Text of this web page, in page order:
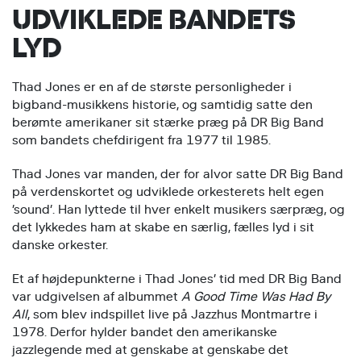
UDVIKLEDE BANDETS
LYD
Thad Jones er en af de største personligheder i
bigband-musikkens historie, og samtidig satte den
berømte amerikaner sit stærke præg på DR Big Band
som bandets chefdirigent fra 1977 til 1985.
Thad Jones var manden, der for alvor satte DR Big Band
på verdenskortet og udviklede orkesterets helt egen
’sound’. Han lyttede til hver enkelt musikers særpræg, og
det lykkedes ham at skabe en særlig, fælles lyd i sit
danske orkester.
Et af højdepunkterne i Thad Jones’ tid med DR Big Band
var udgivelsen af albummet A Good Time Was Had By
All, som blev indspillet live på Jazzhus Montmartre i
1978. Derfor hylder bandet den amerikanske
jazzlegende med at genskabe at genskabe det